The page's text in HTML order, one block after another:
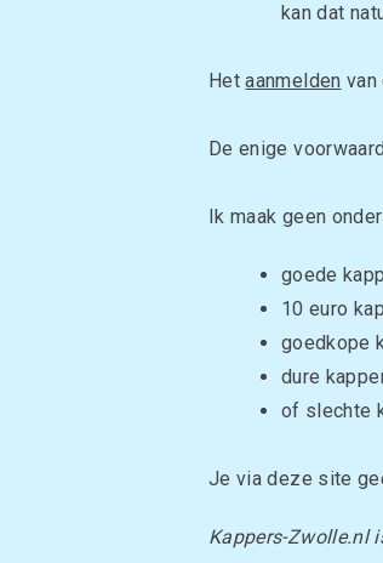
kan dat
Hetaanmelden van
De enige
Ik maak geen
goede
10 euro
goedkope
dure
of slechte
Je via deze site
Kappers-Zwolle.nl